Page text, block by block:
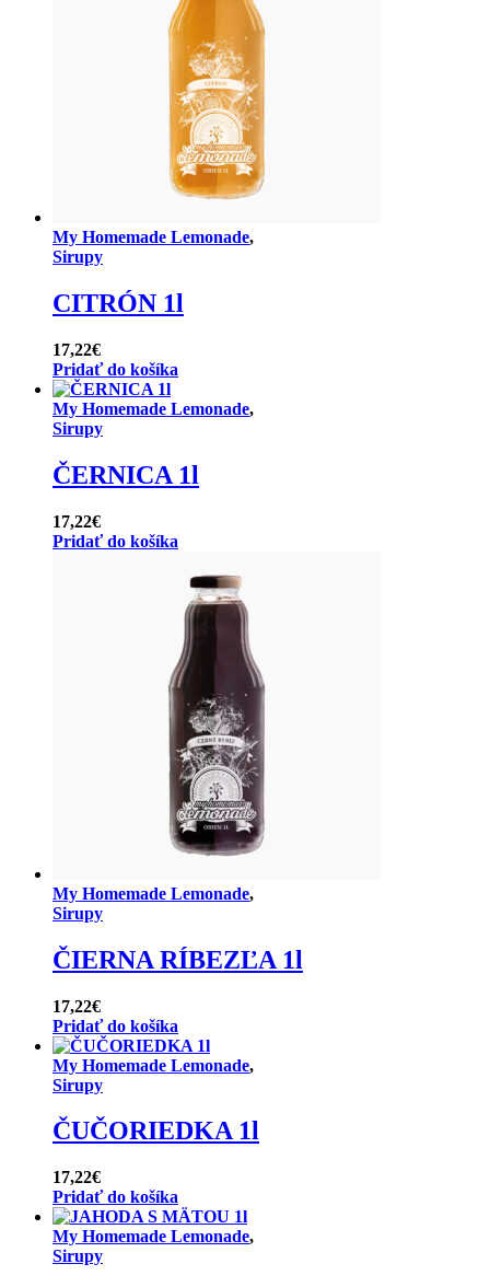
My Homemade Lemonade,
Sirupy
CITRÓN 1l
17,22€
Pridať do košíka
My Homemade Lemonade,
Sirupy
ČERNICA 1l
17,22€
Pridať do košíka
My Homemade Lemonade,
Sirupy
ČIERNA RÍBEZĽA 1l
17,22€
Pridať do košíka
My Homemade Lemonade,
Sirupy
ČUČORIEDKA 1l
17,22€
Pridať do košíka
My Homemade Lemonade,
Sirupy